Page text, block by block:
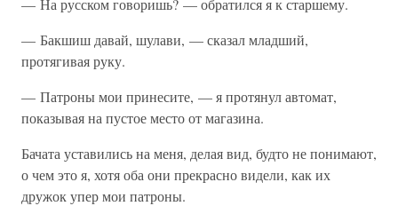
— На русском говоришь? — обратился я к старшему.
— Бакшиш давай, шулави, — сказал младший,
протягивая руку.
— Патроны мои принесите, — я протянул автомат,
показывая на пустое место от магазина.
Бачата уставились на меня, делая вид, будто не понимают,
о чем это я, хотя оба они прекрасно видели, как их
дружок упер мои патроны.